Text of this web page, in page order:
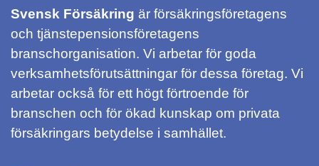
Svensk Försäkring är försäkringsföretagens
och tjänstepensionsföretagens
branschorganisation. Vi arbetar för goda
verksamhetsförutsättningar för dessa företag. Vi
arbetar också för ett högt förtroende för
branschen och för ökad kunskap om privata
försäkringars betydelse i samhället.